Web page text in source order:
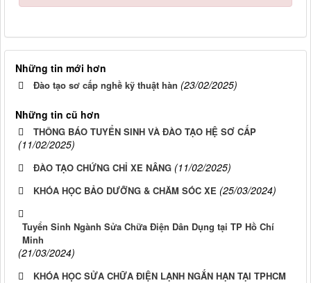
Những tin mới hơn
Đào tạo sơ cấp nghề kỹ thuật hàn (23/02/2025)
Những tin cũ hơn
THÔNG BÁO TUYỂN SINH VÀ ĐÀO TẠO HỆ SƠ CẤP
(11/02/2025)
ĐÀO TẠO CHỨNG CHỈ XE NÂNG (11/02/2025)
KHÓA HỌC BẢO DƯỠNG & CHĂM SÓC XE (25/03/2024)
Tuyển Sinh Ngành Sửa Chữa Điện Dân Dụng tại TP Hồ Chí
Minh
(21/03/2024)
KHÓA HỌC SỬA CHỮA ĐIỆN LẠNH NGẮN HẠN TẠI TPHCM